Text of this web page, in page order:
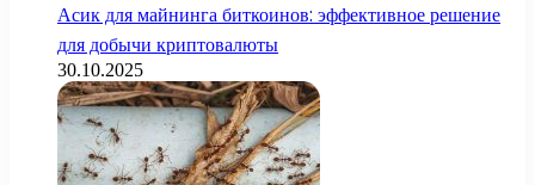
Асик для майнинга биткоинов: эффективное решение
для добычи криптовалюты
30.10.2025